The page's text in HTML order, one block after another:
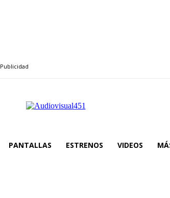
Publicidad
PANTALLAS ESTRENOS VIDEOS